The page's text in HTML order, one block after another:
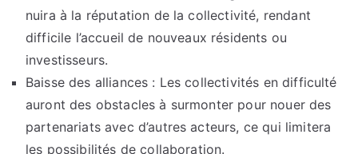
nuira à la réputation de la collectivité, rendant
difficile l’accueil de nouveaux résidents ou
investisseurs.
Baisse des alliances : Les collectivités en difficulté
auront des obstacles à surmonter pour nouer des
partenariats avec d’autres acteurs, ce qui limitera
les possibilités de collaboration.